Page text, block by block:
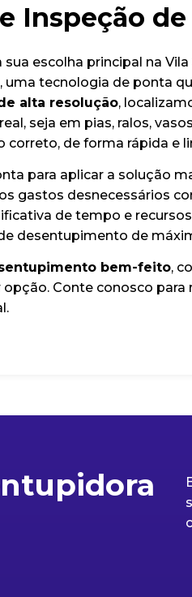
Inspeção
escolha principal na
, uma tecnologia de ponta
alta resolução,
seja em pias, ralos,
correto, de forma rápida e
para aplicar a solução
gastos desnecessários
de tempo e
desentupimento de
bem-feito,
Conte conosco